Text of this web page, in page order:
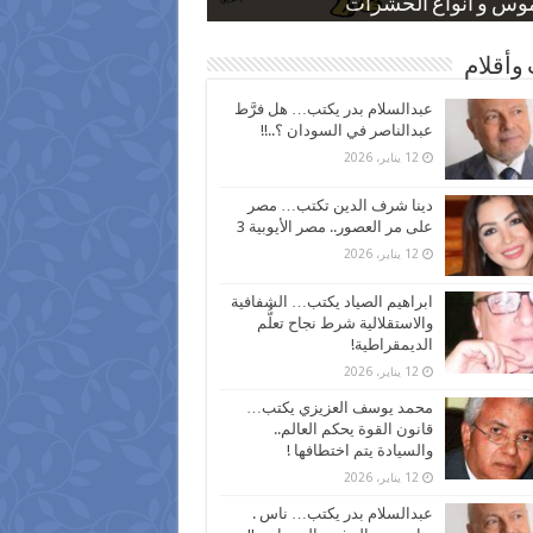
و أنواع الحشرات
بعد ارتفاع الأسعار
نسبة الطلاق في مصر
كاركاتيرية
كاركاتيرية
وأقلام
عبدالسلام بدر يكتب… هل فرَّط
عبدالناصر في السودان ؟..!!
12 يناير، 2026
دينا شرف الدين تكتب… مصر
على مر العصور.. مصر الأيوبية 3
12 يناير، 2026
ابراهيم الصياد يكتب… الشفافية
والاستقلالية شرط نجاح تعلُّم
الديمقراطية!
12 يناير، 2026
محمد يوسف العزيزي يكتب…
قانون القوة يحكم العالم..
والسيادة يتم اختطافها !
12 يناير، 2026
عبدالسلام بدر يكتب… ناس .